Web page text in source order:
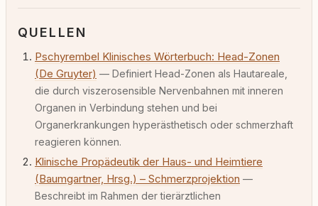
QUELLEN
Pschyrembel Klinisches Wörterbuch: Head-Zonen
(De Gruyter) — Definiert Head-Zonen als Hautareale,
die durch viszerosensible Nervenbahnen mit inneren
Organen in Verbindung stehen und bei
Organerkrankungen hyperästhetisch oder schmerzhaft
reagieren können.
Klinische Propädeutik der Haus- und Heimtiere
(Baumgartner, Hrsg.) – Schmerzprojektion —
Beschreibt im Rahmen der tierärztlichen